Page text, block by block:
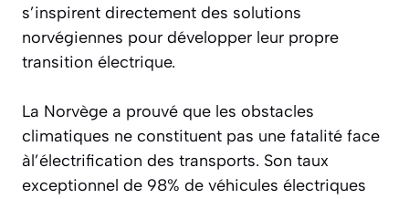
s’inspirent directement des solutions
norvégiennes pour développer leur propre
transition électrique.
La Norvège a prouvé que les obstacles
climatiques ne constituent pas une fatalité face
àl’électrification des transports. Son taux
exceptionnel de 98% de véhicules électriques